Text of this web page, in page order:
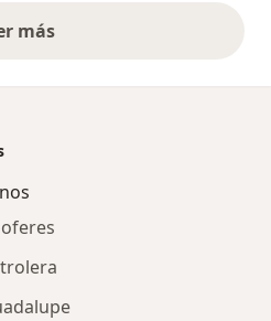
más
opiniones anteriores